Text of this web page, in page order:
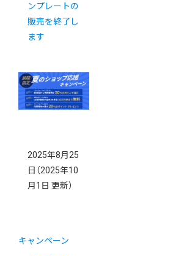
ンプレートの
販売を終了し
ます
2025年8月25
日 （2025年10
月1日 更新）
キャンペーン